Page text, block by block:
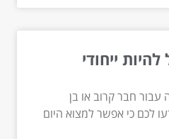
ייחודי
חבר קרוב או בן
לכם כי אפשר למצוא היום